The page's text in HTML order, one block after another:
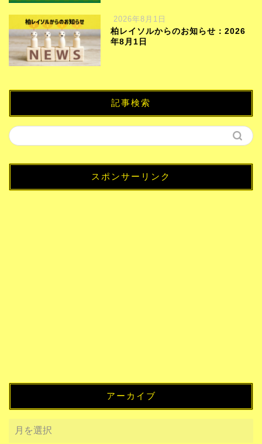
2026年8月1日
柏レイソルからのお知らせ：2026
年8月1日
記事検索
スポンサーリンク
アーカイブ